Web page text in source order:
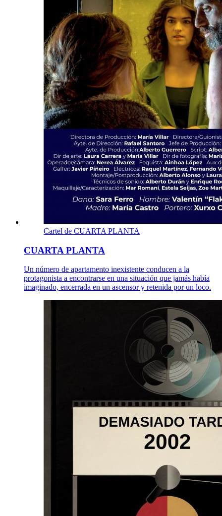
Cartel de CUARTA PLANTA
CUARTA PLANTA
Un número de apartamento inexistente conducen a la
protagonista a encontrarse en una situación que jamás había
imaginado, encerrada en un ascensor y retenida por un loco.